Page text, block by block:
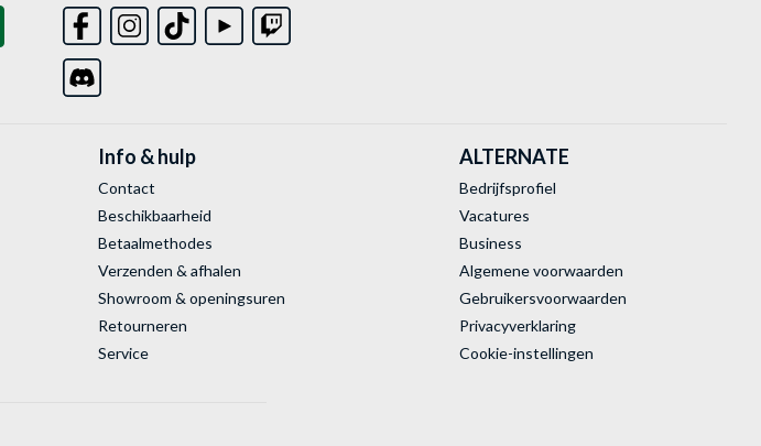
Info & hulp
Contact
Beschikbaarheid
Betaalmethodes
Verzenden & afhalen
Showroom & openingsuren
Retourneren
Service
ALTERNATE
Bedrijfsprofiel
Vacatures
Business
Algemene voorwaarden
Gebruikersvoorwaarden
Privacyverklaring
Cookie-instellingen